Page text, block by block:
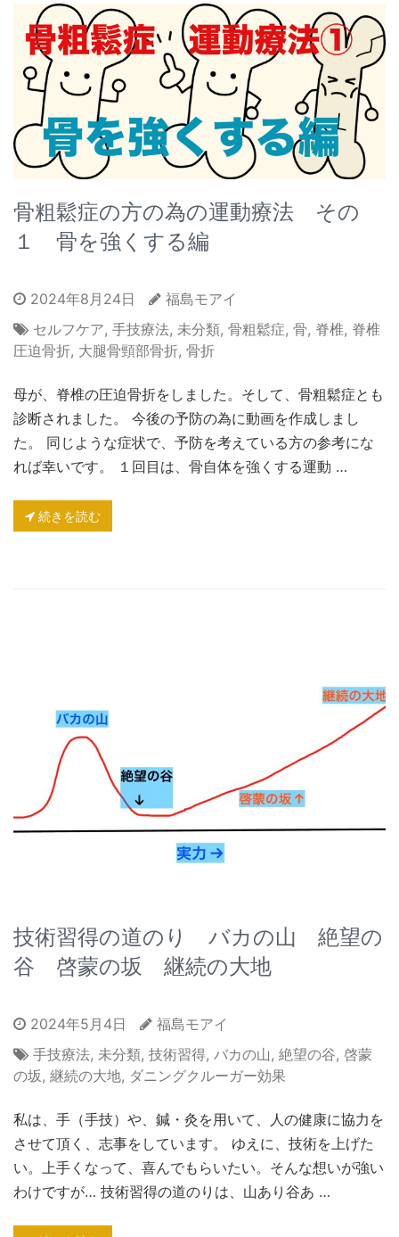
骨粗鬆症の方の為の運動療法 その
１ 骨を強くする編
2024年8月24日
福島モアイ
セルフケア, 手技療法, 未分類, 骨粗鬆症, 骨, 脊椎, 脊椎
圧迫骨折, 大腿骨頸部骨折, 骨折
母が、脊椎の圧迫骨折をしました。そして、骨粗鬆症とも
診断されました。 今後の予防の為に動画を作成しまし
た。 同じような症状で、予防を考えている方の参考にな
れば幸いです。 １回目は、骨自体を強くする運動 …
続きを読む
技術習得の道のり バカの山 絶望の
谷 啓蒙の坂 継続の大地
2024年5月4日
福島モアイ
手技療法, 未分類, 技術習得, バカの山, 絶望の谷, 啓蒙
の坂, 継続の大地, ダニングクルーガー効果
私は、手（手技）や、鍼・灸を用いて、人の健康に協力を
させて頂く、志事をしています。 ゆえに、技術を上げた
い。上手くなって、喜んでもらいたい。そんな想いが強い
わけですが… 技術習得の道のりは、山あり谷あ …